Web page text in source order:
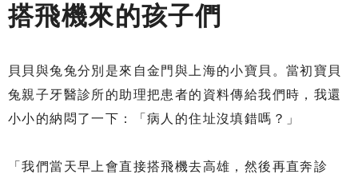
搭飛機來的孩子們
貝貝與兔兔分別是來自金門與上海的小寶貝。當初寶貝
兔親子牙醫診所的助理把患者的資料傳給我們時，我還
小小的納悶了一下：「病人的住址沒填錯嗎？」
「我們當天早上會直接搭飛機去高雄，然後再直奔診